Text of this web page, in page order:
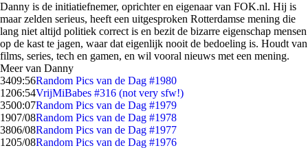
Danny is de initiatiefnemer, oprichter en eigenaar van FOK.nl. Hij is
maar zelden serieus, heeft een uitgesproken Rotterdamse mening die
lang niet altijd politiek correct is en bezit de bizarre eigenschap mensen
op de kast te jagen, waar dat eigenlijk nooit de bedoeling is. Houdt van
films, series, tech en gamen, en wil vooral nieuws met een mening.
Meer van Danny
3409:56Random Pics van de Dag #1980
1206:54VrijMiBabes #316 (not very sfw!)
3500:07Random Pics van de Dag #1979
1907/08Random Pics van de Dag #1978
3806/08Random Pics van de Dag #1977
1205/08Random Pics van de Dag #1976